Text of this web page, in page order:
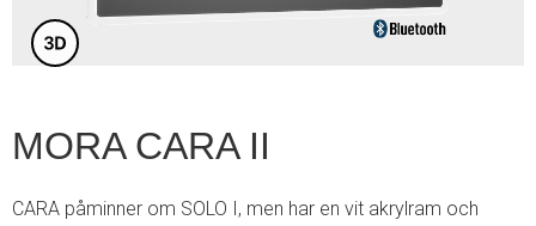
MORA CARA II
CARA påminner om SOLO I, men har en vit akrylram och